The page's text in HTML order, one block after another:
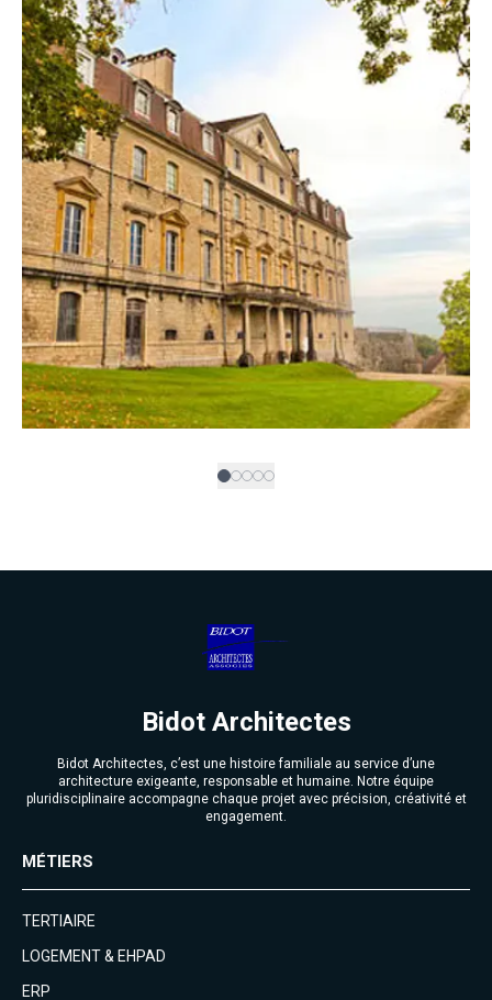
Bidot Architectes
Bidot Architectes, c’est une histoire familiale au service d’une
architecture exigeante, responsable et humaine. Notre équipe
pluridisciplinaire accompagne chaque projet avec précision, créativité et
engagement.
MÉTIERS
TERTIAIRE
LOGEMENT & EHPAD
ERP